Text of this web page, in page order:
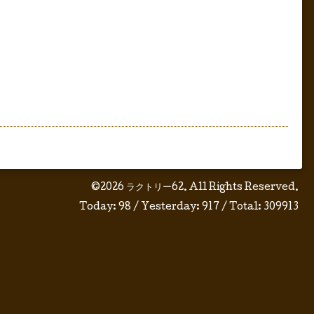
©2026 ラクトリー62. All Rights Reserved.
Today: 98 / Yesterday: 917 / Total: 309913